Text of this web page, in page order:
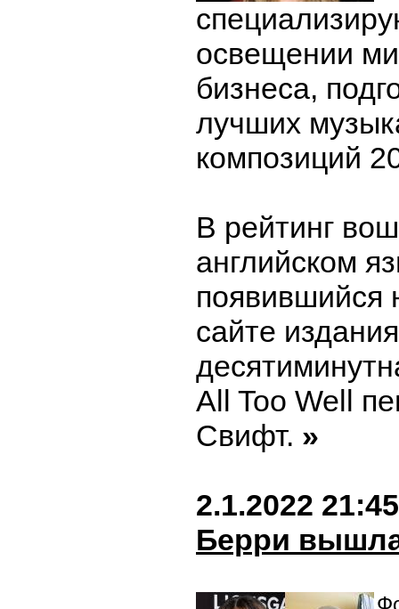
освещении
бизнеса,
лучших
композиций
В рейтинг
английском
появившийся
сайте
All Too Well
Свифт. »
2.1.2022 21:45
Берри